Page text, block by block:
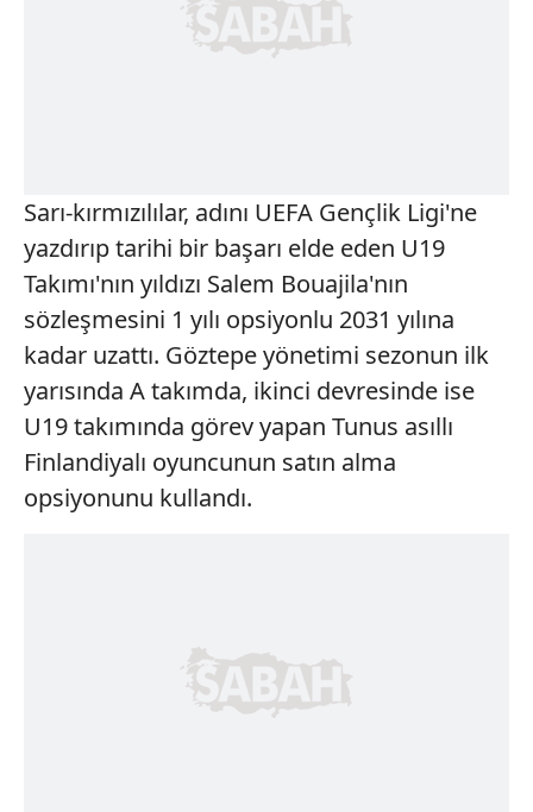
Sarı-kırmızılılar, adını UEFA Gençlik Ligi'ne
yazdırıp tarihi bir başarı elde eden U19
Takımı'nın yıldızı Salem Bouajila'nın
sözleşmesini 1 yılı opsiyonlu 2031 yılına
kadar uzattı. Göztepe yönetimi sezonun ilk
yarısında A takımda, ikinci devresinde ise
U19 takımında görev yapan Tunus asıllı
Finlandiyalı oyuncunun satın alma
opsiyonunu kullandı.